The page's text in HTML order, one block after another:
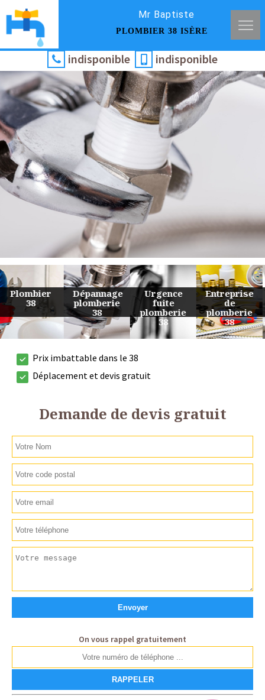
Mr Baptiste
PLOMBIER 38 ISÈRE
indisponible indisponible
Urgence
fuite
plomberie
38
Entreprise
de
plomberie
38
Travaux
de
plomberie
38
Devis
plomberie
38
Prix imbattable dans le 38
Déplacement et devis gratuit
Demande de devis gratuit
On vous rappel gratuitement